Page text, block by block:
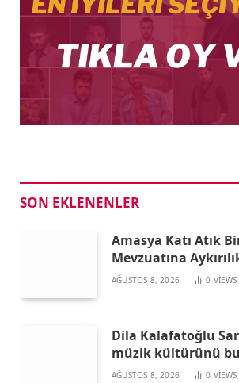
SON EKLENENLER
Amasya Katı Atık
Mevzuatına
AĞUSTOS 8, 2026 0 VIEWS
Dila Kalafatoğlu
müzik kültürünü
AĞUSTOS 8, 2026 0 VIEWS